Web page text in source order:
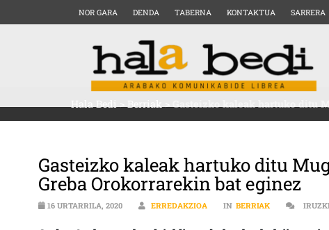
NOR GARA DENDA TABERNA KONTAKTUA SARRERA
Hala Bedi>Berriak>Gasteizko kaleak hartuko ditu
Gasteizko kaleak hartuko ditu
Greba Orokorrarekin bat eginez
16 URTARRILA, 2020 ERREDAKZIOA IN BERRIAK